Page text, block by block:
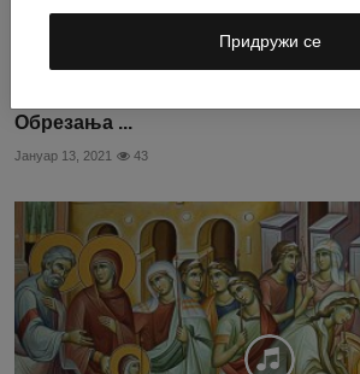
Придружи се
Обрезања ...
Јануар 13, 2021 43